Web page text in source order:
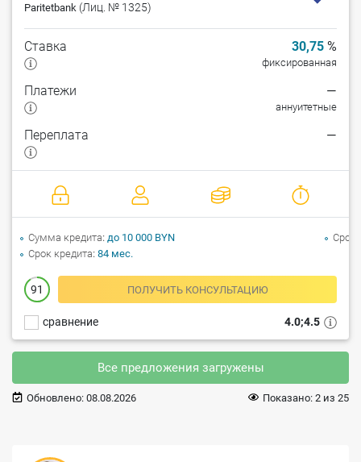
Paritetbank (Лиц. № 1325)
4.0;4.5
сравнение
Ставка 30,75 %
фиксированная
Платежи —
аннуитетные
Переплата —
91 ПОЛУЧИТЬ КОНСУЛЬТАЦИЮ
Сумма кредита до 10 000 BYN
Срок кредита 84 мес.
Срок
Все предложения загружены
Обновлено: 08.08.2026 Показано: 2 из 25